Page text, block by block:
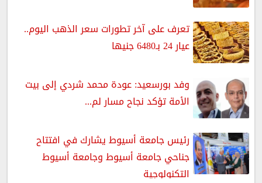
تعرف على آخر تطورات سعر الذهب اليوم..
عيار 24 بـ6480 جنيها
وفد بورسعيد: عودة محمد شردي إلى بيت
الأمة تؤكد نجاح مسار لم...
رئيس جامعة أسيوط يشارك في افتتاح
جناحي جامعة أسيوط وجامعة أسيوط
التكنولوجية